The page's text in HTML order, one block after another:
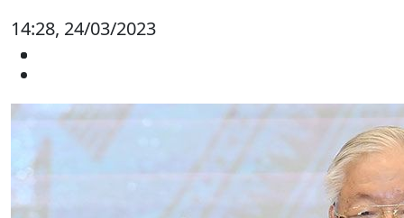
14:28, 24/03/2023